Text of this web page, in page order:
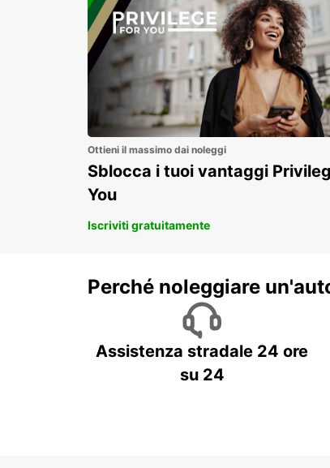
Ottieni il massimo dai noleggi
Sblocca i tuoi vantaggi
You
Iscriviti gratuitamente
Perché noleggiare
Assistenza stradale 24 ore
su 24